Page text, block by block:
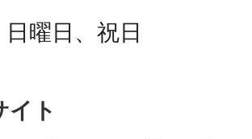
曜日、祝日
イト